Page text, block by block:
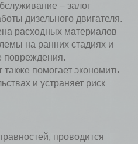
– залог
дизельного двигателя.
расходных материалов
на ранних стадиях и
повреждения.
помогает экономить
и устраняет риск
проводится